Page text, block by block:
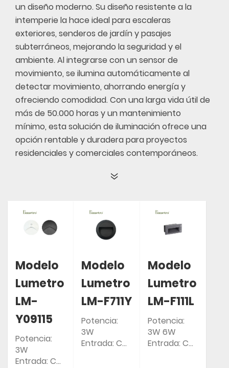
un diseño moderno. Su diseño resistente a la
intemperie la hace ideal para escaleras
exteriores, senderos de jardín y pasajes
subterráneos, mejorando la seguridad y el
ambiente. Al integrarse con un sensor de
movimiento, se ilumina automáticamente al
detectar movimiento, ahorrando energía y
ofreciendo comodidad. Con una larga vida útil de
más de 50.000 horas y un mantenimiento
mínimo, esta solución de iluminación ofrece una
opción rentable y duradera para proyectos
residenciales y comerciales contemporáneos.
Modelo
Lumetro
LM-
Y09115
Potencia:
3W
Entrada: CA
Modelo
Lumetro
LM-F711Y
Potencia:
3W
Entrada: CA
Modelo
Lumetro
LM-F111L
Potencia:
3W 6W
Entrada: CA